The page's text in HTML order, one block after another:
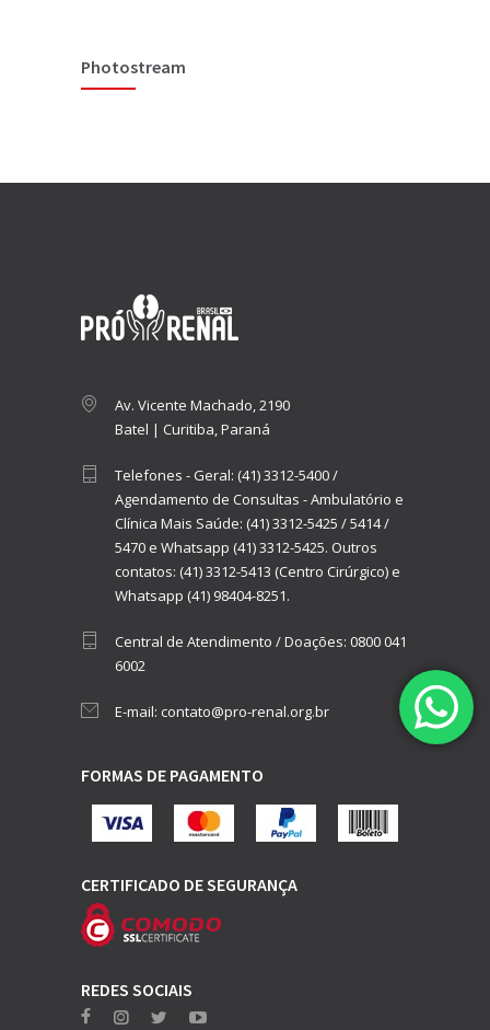
Photostream
Av. Vicente Machado, 2190
Batel | Curitiba, Paraná
Telefones - Geral: (41) 3312-5400/
Agendamento de Consultas - Ambulatório e
Clínica Mais Saúde: (41) 3312-5425 /5414/
5470 e Whatsapp (41) 3312-5425. Outros
contatos: (41) 3312-5413 (Centro Cirúrgico) e
Whatsapp (41) 98404-8251.
Central de Atendimento / Doações: 0800 041
6002
E-mail: contato@pro-renal.org.br
FORMAS DE PAGAMENTO
CERTIFICADO DE SEGURANÇA
REDES SOCIAIS